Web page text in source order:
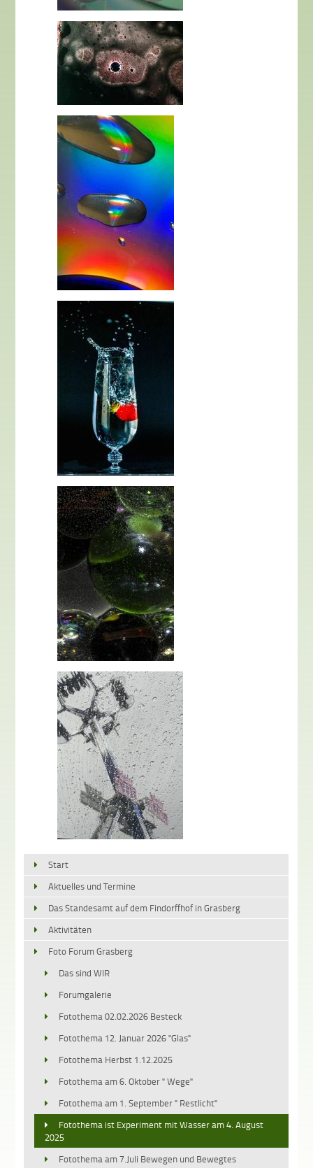
Start
Aktuelles und Termine
Das Standesamt auf dem Findorffhof in Grasberg
Aktivitäten
Foto Forum Grasberg
Das sind WIR
Forumgalerie
Fotothema 02.02.2026 Besteck
Fotothema 12. Januar 2026 "Glas"
Fotothema Herbst 1.12.2025
Fotothema am 6. Oktober " Wege"
Fotothema am 1. September " Restlicht"
Fotothema ist Experiment mit Wasser am 4. August
2025
Fotothema am 7.Juli Bewegen und Bewegtes